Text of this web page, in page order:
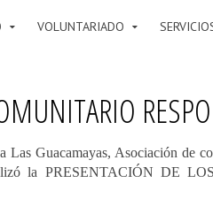
VOLUNTARIADO
Guacamayas, Asociación de
la PRESENTACIÓN DE